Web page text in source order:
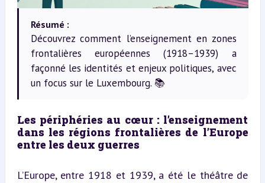
Résumé :
Découvrez comment l’enseignement en zones
frontalières européennes (1918–1939) a
façonné les identités et enjeux politiques, avec
un focus sur le Luxembourg. 📚
Les périphéries au cœur : l’enseignement
dans les régions frontalières de l’Europe
entre les deux guerres
L’Europe, entre 1918 et 1939, a été le théâtre de